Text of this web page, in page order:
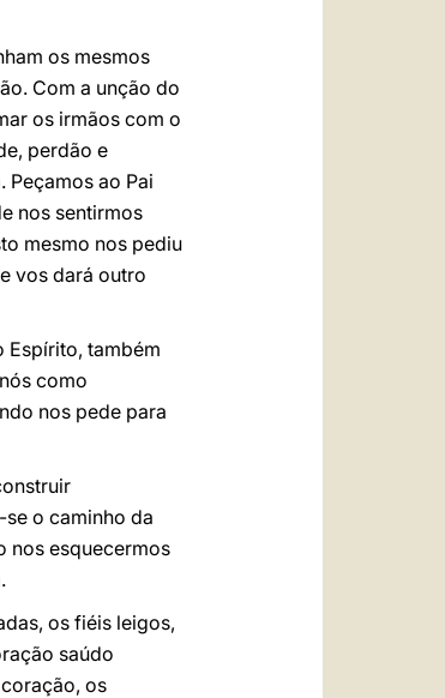
os mesmos
Com a unção do
os irmãos com o
perdão e
ao Pai
nos sentirmos
mesmo nos pediu
vos dará outro
Espírito, também
como
nos pede para
o caminho da
nos esquecermos
os fiéis leigos,
saúdo
os